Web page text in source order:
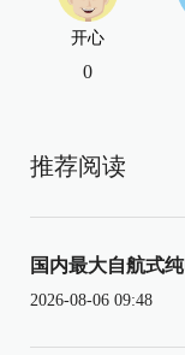
开心
0
推荐阅读
国内最大自航式
2026-08-06 09:48